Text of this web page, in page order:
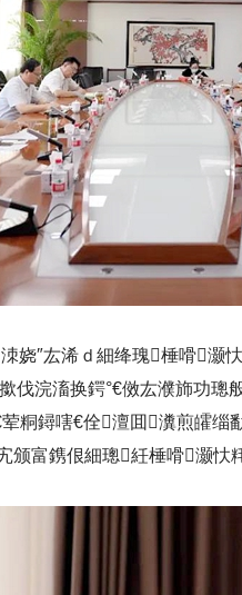
娆″厷浠ｄ細绛瑰棰嗗灏
伐浣滀换鍔°€傚厷濮斾功
粡鐞嗐€佺澶囬瀵煎皬
颁富鎸佷細璁紝棰嗗灏忕